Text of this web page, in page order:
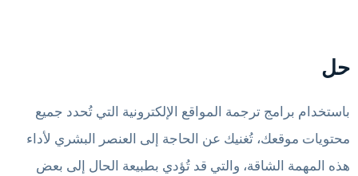
حل
باستخدام برامج ترجمة المواقع الإلكترونية التي تُحدد جميع
محتويات موقعك، تُغنيك عن الحاجة إلى العنصر البشري لأداء
هذه المهمة الشاقة، والتي قد تُؤدي بطبيعة الحال إلى بعض